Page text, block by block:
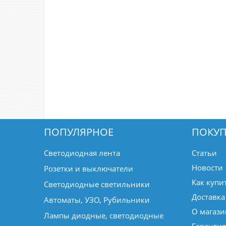
ПОПУЛЯРНОЕ
Светодиодная лента
Розетки и выключатели
Светодиодные светильники
Автоматы, УЗО, Рубильники
Лампы диодные, светодиодные
Статьи
Новости
Как
Доставка
О